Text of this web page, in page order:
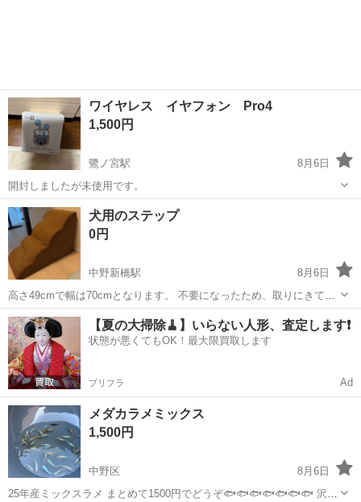
ワイヤレス イヤフォン Pro4
1,500円
鷺ノ宮駅
8月6日
開封しましたが未使用です。
東京 中野区 鷺ノ宮駅 その他
犬用のステップ
0円
中野新橋駅
8月6日
高さ49cmで幅は70cmとなります。 不要になったため、取りにきてく
れる方を優先にお譲りします。
東京 中野区 中野新橋駅 その他
【夏の大掃除🧹】いらない人形、査定します❗️
状態が悪くてもOK！最大限買取します
プリフラ Ad
メダカラメミックス
1,500円
中野区
8月6日
25年産ミックスラメ まとめて1500円でどうぞ🐟🐟🐟🐟🐟🐟🐟 沢山